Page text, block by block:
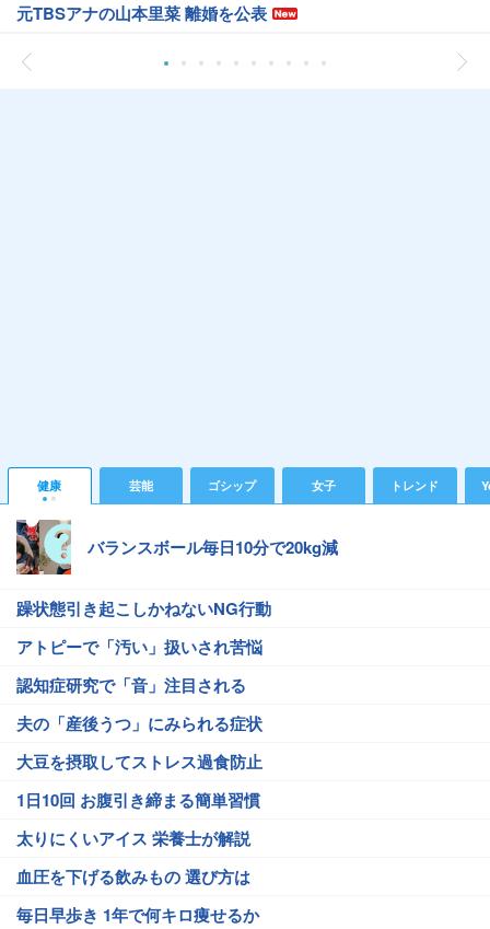
元TBSアナの山本里菜 離婚を公表
健康 芸能 ゴシップ 女子 トレンド
バランスボール毎日10分で20kg減
躁状態引き起こしかねないNG行動
アトピーで「汚い」扱いされ苦悩
認知症研究で「音」注目される
夫の「産後うつ」にみられる症状
大豆を摂取してストレス過食防止
1日10回 お腹引き締まる簡単習慣
太りにくいアイス 栄養士が解説
血圧を下げる飲みもの 選び方は
毎日早歩き 1年で何キロ痩せるか